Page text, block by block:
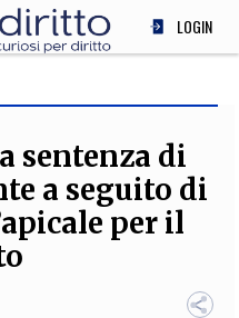
LOGIN
sentenza di
a seguito di
per il